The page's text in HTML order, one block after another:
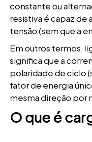
constante ou
resistiva é capaz de
tensão (sem que a
Em outros termos,
significa que a
polaridade de ciclo
fator de energia
mesma direção por
O que é